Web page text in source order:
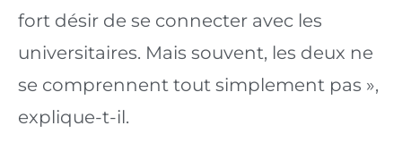
fort désir de se connecter avec les
universitaires. Mais souvent, les deux ne
se comprennent tout simplement pas »,
explique-t-il.